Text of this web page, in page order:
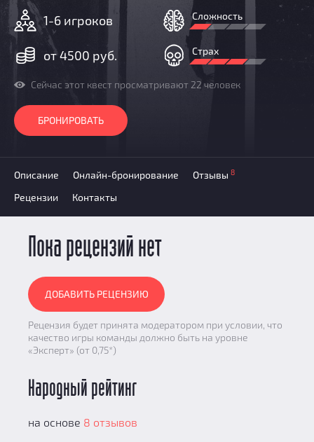
Добавить квест
Партнерам
1-6 игроков
от 4500 руб.
Сложность
Страх
Сейчас этот квест просматривают 22 человек
БРОНИРОВАТЬ
Описание Онлайн-бронирование Отзывы 8
Рецензии Контакты
Пока рецензий нет
ДОБАВИТЬ РЕЦЕНЗИЮ
Рецензия будет принята модератором при условии, что
качество игры команды должно быть на уровне
«Эксперт» (от 0,75*)
Народный рейтинг
на основе 8 отзывов